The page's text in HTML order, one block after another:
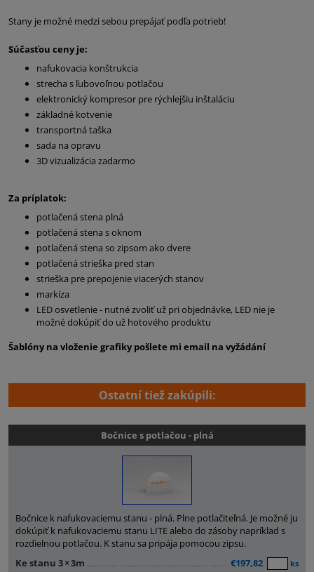
Stany je možné medzi sebou prepájať podľa potrieb!
Súčasťou ceny je:
nafukovacia konštrukcia
strecha s ľubovoľnou potlačou
elektronický kompresor pre rýchlejšiu inštaláciu
základné kotvenie
transportná taška
sada na opravu
3D vizualizácia zadarmo
Za príplatok:
potlačená stena plná
potlačená stena s oknom
potlačená stena so zipsom ako dvere
potlačená strieška pred stan
strieška pre prepojenie viacerých stanov
markíza
LED osvetlenie - nutné zvoliť už pri objednávke, LED nie je
možné dokúpiť do už hotového produktu
Šablóny na vloženie grafiky pošlete mi email na vyžádání
Ostatní tiež zakúpili:
Bočnice s potlačou - plná
Bočnice k nafukovaciemu stanu - plná. Plne potlačiteľná. Je možné ju
dokúpiť k nafukovaciemu stanu LITE alebo do zásoby napríklad s
rozdielnou potlačou. K stanu sa pripája pomocou zipsu.
Ke stanu 3×3m €197,82 ks